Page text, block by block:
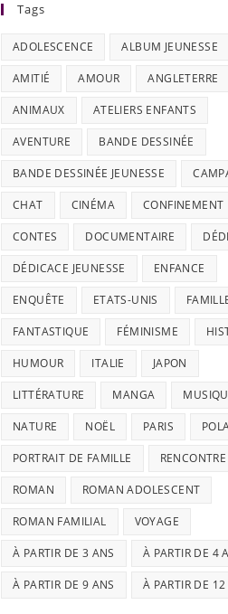
Tags
ADOLESCENCE ALBUM JEUNESSE
AMITIÉ AMOUR ANGLETERRE
ANIMAUX ATELIERS ENFANTS
AVENTURE BANDE DESSINÉE
BANDE DESSINÉE JEUNESSE
CHAT CINÉMA CONFINEMENT
CONTES DOCUMENTAIRE
DÉDICACE JEUNESSE ENFANCE
ENQUÊTE ETATS-UNIS
FANTASTIQUE FÉMINISME
HUMOUR ITALIE JAPON
LITTÉRATURE MANGA
NATURE NOËL PARIS
PORTRAIT DE FAMILLE RENCONTRE
ROMAN ROMAN ADOLESCENT
ROMAN FAMILIAL VOYAGE
À PARTIR DE 3 ANS À PARTIR DE 4
À PARTIR DE 9 ANS À PARTIR DE